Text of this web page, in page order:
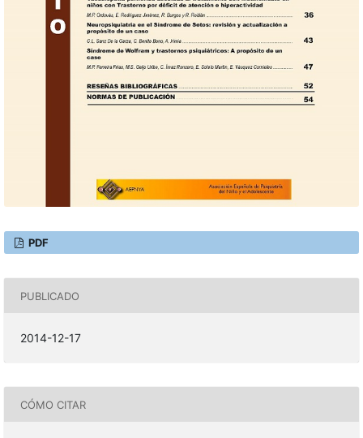
PDF
PUBLICADO
2014-12-17
CÓMO CITAR